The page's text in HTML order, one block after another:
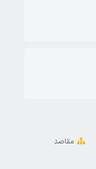
مقاصد